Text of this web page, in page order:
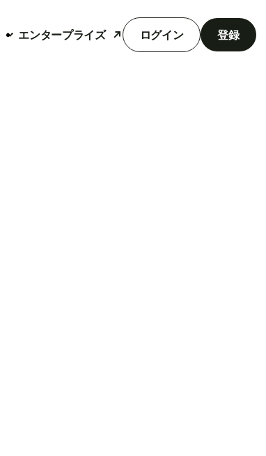
エンタープライズ ログイン 登録